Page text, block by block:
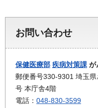
お問い合わせ
保健医療部 疾病対策課 が
郵便番号330-9301 埼玉
号 本庁舎4階
電話： 048-830-3599